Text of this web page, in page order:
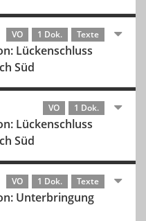
VO 1 Dok. Texte
Lückenschluss
Süd
VO 1 Dok.
Lückenschluss
Süd
VO 1 Dok. Texte
Unterbringung